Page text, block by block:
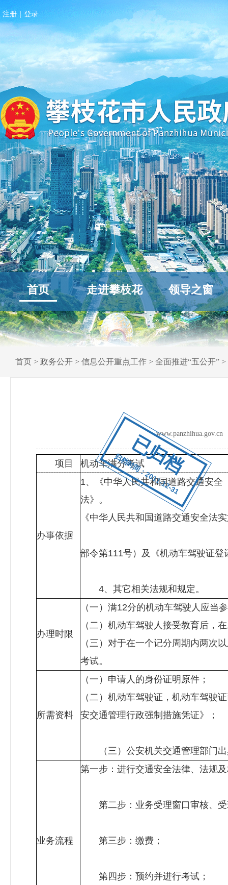
已归档
归档时间：2011-12-31
注册 | 登录
首页 走进攀枝花 领导之窗
首页 > 政务公开 > 信息公开重点工作 > 全面推进“五公开” >
项目 机动车满分考试
办事依据
1、《中华人民共和国道路交通安全
法
《中华人民共和国道
部令第111号）及《机动车驾驶证登
4、其它
办理时限
（一）满12分的机动车驾驶人应当
（二）机动车驾驶人接受教育后，
（三）对于在一个记分周期内两次
考试。
所需资料
（一）申请人的身份证明原件；
（二）机动车驾驶证，机动车驾驶
安交通管理行政强制措施凭证》；
（三）公安机关交通管理部门出
业务流程
第一步：进行交通安全法律、法规
第二步：业务受理窗口审核、受
第三步：缴费；
第四步：预约并进行考试；